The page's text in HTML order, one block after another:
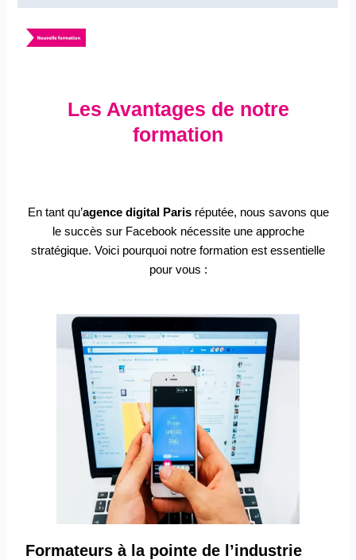
Les Avantages de notre
formation
En tant qu’agence digital Parisréputée, nous savons que
le succès sur Facebook nécessite une approche
stratégique. Voici pourquoi notre formation est essentielle
pour vous :
Formateurs à la pointe de l’industrie